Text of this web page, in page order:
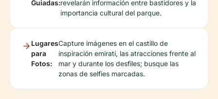
Guiadas:revelarán información entre bastidores y la
importancia cultural del parque.
Lugares
para
Fotos:
Capture imágenes en el castillo de
inspiración emiratí, las atracciones frente al
mar y durante los desfiles; busque las
zonas de selfies marcadas.